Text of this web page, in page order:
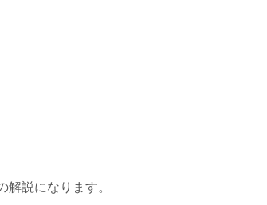
説になります。